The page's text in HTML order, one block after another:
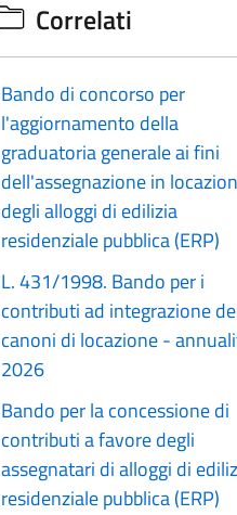
Correlati
Bando di concorso per
l'aggiornamento della
graduatoria generale ai fini
dell'assegnazione in
degli alloggi di edilizia
residenziale pubblica (ERP)
L. 431/1998. Bando per i
contributi ad integrazione
canoni di locazione -
2026
Bando per la concessione di
contributi a favore degli
assegnatari di alloggi di
residenziale pubblica (ERP)